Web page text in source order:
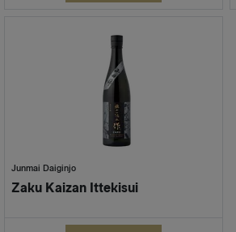
Junmai Daiginjo
Zaku Kaizan Ittekisui